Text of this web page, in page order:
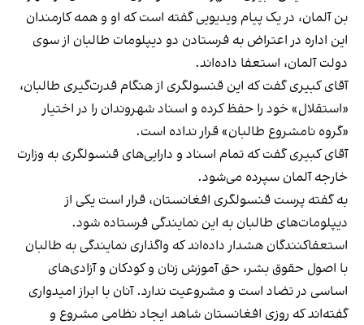
بن آلمان، در یک پیام ویدیویی گفته است که او و همه کارمندان
این اداره در اعتراض به فرستادن دو دیپلومات طالبان از سوی
دولت آلمان، استعفا داده‌اند.
آقای کبیری گفت که این قنسولگری از هنگام قدرت‌گیری طالبان،
«استقلال» خود را حفظ کرده و اسناد شهروندان را در اختیار
«گروه نامشروع طالبان» قرار نداده است.
آقای کبیری گفت که تمام اسناد و دارایی‌های قنسولگری به وزارت
خارجه آلمان سپرده می‌شود.
به گفته پرست قنسولگری افغانستان، قرار است یکی از
دیپلومات‌های طالبان به این نمایندگی فرستاده شود.
استعفاکنندگان هشدار داده‌اند که واگذاری نمایندگی به طالبان
با اصول حقوق بشر، حق آموزش زنان و کودکان و آزادی‌های
اساسی در تضاد است و مشروعیت ندارد. آنان با ابراز امیدواری
گفته‌اند که روزی افغانستان شاهد ایجاد نظامی مشروع و